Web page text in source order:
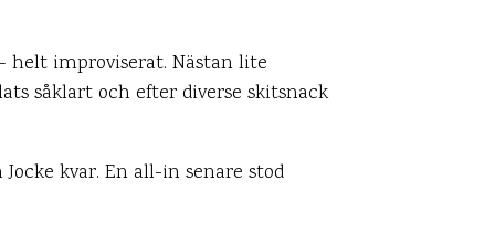
helt improviserat. Nästan lite
såklart och efter diverse skitsnack
kvar. En all-in senare stod